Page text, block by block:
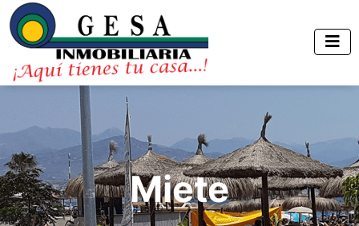
Miete